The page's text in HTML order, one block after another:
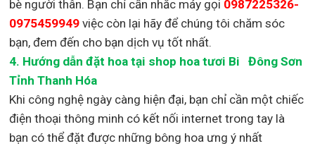
bè người thân. Bạn chỉ cần nhắc máy gọi 0987225326-
0975459949việc còn lại hãy để chúng tôi chăm sóc
bạn, đem đến cho bạn dịch vụ tốt nhất.
4. Hướng dẫn đặt hoa tại shop hoa tươi Bi Đông Sơn
Tỉnh Thanh Hóa
Khi công nghệ ngày càng hiện đại, bạn chỉ cần một chiếc
điện thoại thông minh có kết nối internet trong tay là
bạn có thể đặt được những bông hoa ưng ý nhất